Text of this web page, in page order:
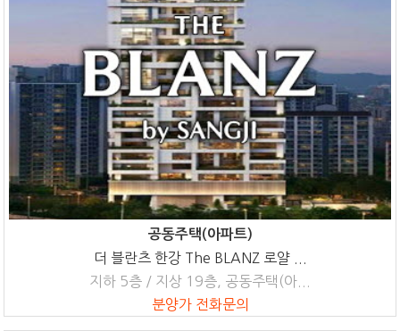
공동주택(아파트)
더 블란츠 한강 The BLANZ 로얄 ...
지하 5층 / 지상 19층, 공동주택(아...
분양가 전화문의